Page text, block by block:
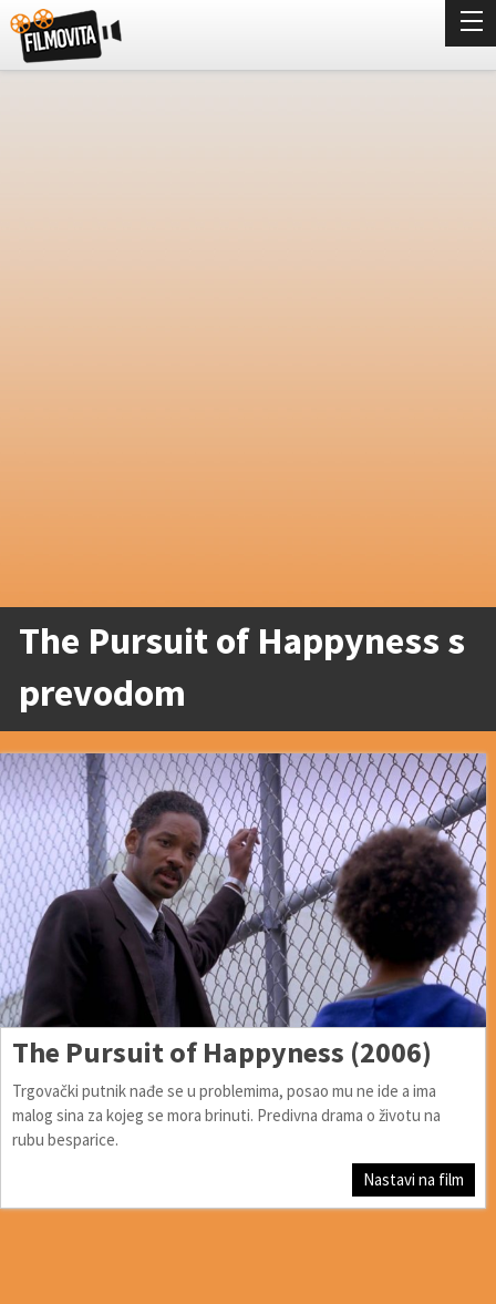
The Pursuit of Happyness s
prevodom
The Pursuit of Happyness (2006)
Trgovački putnik nađe se u problemima, posao mu ne ide a ima
malog sina za kojeg se mora brinuti. Predivna drama o životu na
rubu besparice.
Nastavi na film